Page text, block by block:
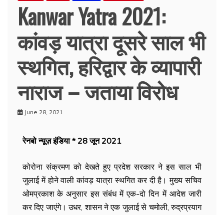
Kanwar Yatra 2021:
कांवड़ यात्रा दूसरे साल भी
स्थगित, हरिद्वार के व्यापारी
नाराज – जताया विरोध
June 28, 2021
रेनबो न्यूज़ इंडिया * 28 जून 2021
कोरोना संक्रमण को देखते हुए प्रदेश सरकार ने इस साल भी
जुलाई में होने वाली कांवड़ यात्रा स्थगित कर दी है। मुख्य सचिव
ओमप्रकाश के अनुसार इस संबंध में एक-दो दिन में आदेश जारी
कर दिए जाएंगे। उधर, शासन ने एक जुलाई से चमोली, रुद्रप्रयाग